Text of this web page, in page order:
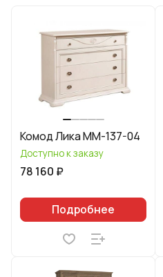
Комод Лика ММ-137-04
Доступно к заказу
78 160 ₽
Подробнее